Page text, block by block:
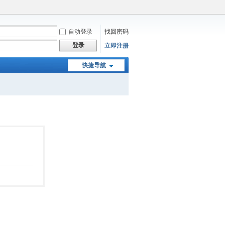
自动登录
找回密码
登录
立即注册
快捷导航